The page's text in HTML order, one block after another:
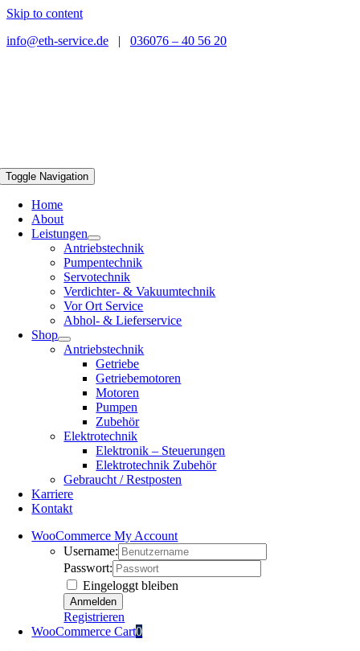
Skip to content
info@eth-service.de | 036076 – 40 56 20
Toggle Navigation
Home
About
Leistungen
Antriebstechnik
Pumpentechnik
Servotechnik
Verdichter- & Vakuumtechnik
Vor Ort Service
Abhol- & Lieferservice
Shop
Antriebstechnik
Getriebe
Getriebemotoren
Motoren
Pumpen
Zubehör
Elektrotechnik
Elektronik – Steuerungen
Elektrotechnik Zubehör
Gebraucht / Restposten
Karriere
Kontakt
WooCommerce My Account
Username:
Passwort:
Eingeloggt bleiben
Registrieren
WooCommerce Cart0